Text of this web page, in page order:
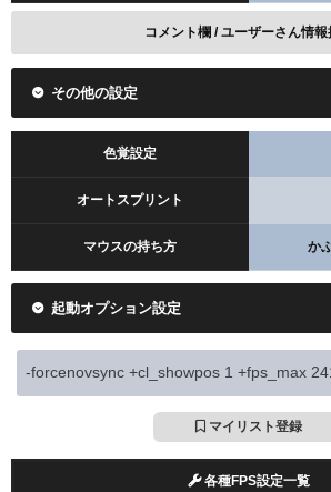
コメント欄 / ユーザーさん情報
その他の設定
色覚設定
オートスプリント
マウスの持ち方 か
起動オプション設定
マイリスト登録
各種FPS設定一覧